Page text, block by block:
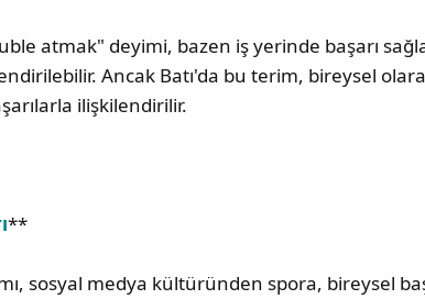
atmak" deyimi, bazen iş yerinde başarı
Ancak Batı'da bu terim, bireysel
ilişkilendirilir.
**
sosyal medya kültüründen spora, bireysel